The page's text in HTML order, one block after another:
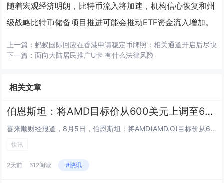
随着宏观经济明朗，比特币流入将加速，机构信心恢复和州
级战略比特币储备项目推进可能会推动ETF资金流入增加。
上一篇：蚂蚁国际回应在香港申请稳定币牌照：相关通道开启后尽快
下一篇：面向大陆居民推广U卡 有什么法律风险
相关文章
伯恩斯坦：将AMD目标价从600美元上调至650美元
喜来顺财经报道，8月5日，伯恩斯坦：将AMD(AMD.O)目标价从600美元上调至650美元。...
快讯
2天前 612阅读 #快讯